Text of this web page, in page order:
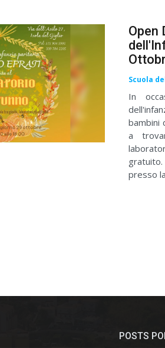
Open
Scuola
In
bambini
a
presso
POSTS